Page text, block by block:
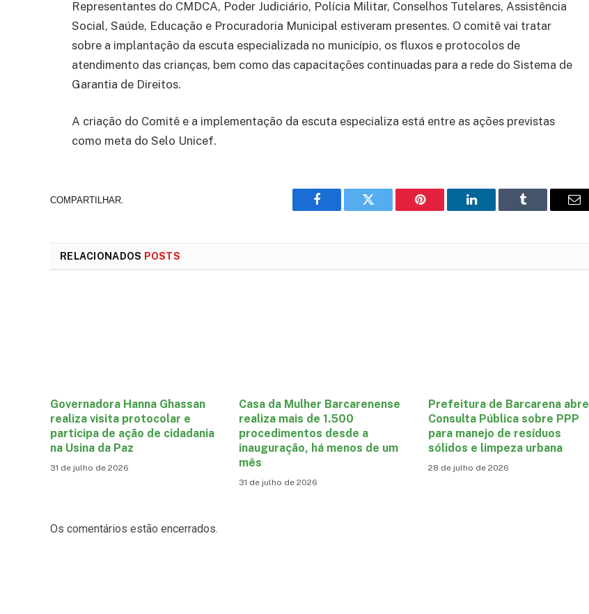
Representantes do CMDCA, Poder Judiciário, Polícia Militar, Conselhos Tutelares, Assistência
Social, Saúde, Educação e Procuradoria Municipal estiveram presentes. O comitê vai tratar
sobre a implantação da escuta especializada no município, os fluxos e protocolos de
atendimento das crianças, bem como das capacitações continuadas para a rede do Sistema de
Garantia de Direitos.
A criação do Comitê e a implementação da escuta especializa está entre as ações previstas
como meta do Selo Unicef.
COMPARTILHAR.
Facebook Twitter Pinterest LinkedIn Tumblr
E-
RELACIONADOS POSTS
Governadora Hanna Ghassan
realiza visita protocolar e
participa de ação de cidadania
na Usina da Paz
31 de julho de 2026
Casa da Mulher Barcarenense
realiza mais de 1.500
procedimentos desde a
inauguração, há menos de um
mês
31 de julho de 2026
Prefeitura de Barcarena abre
Consulta Pública sobre PPP
para manejo de resíduos
sólidos e limpeza urbana
28 de julho de 2026
Os comentários estão encerrados.